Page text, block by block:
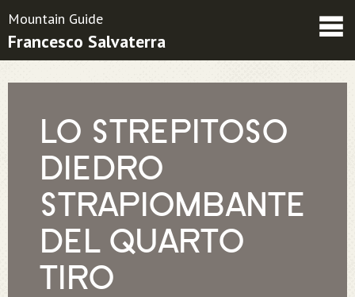
Friends
Mountain Guide
Francesco Salvaterra
LO STREPITOSO
DIEDRO
STRAPIOMBANTE
DEL QUARTO
TIRO